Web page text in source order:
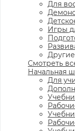
Для
Игры
Смотреть
Начальная
Для